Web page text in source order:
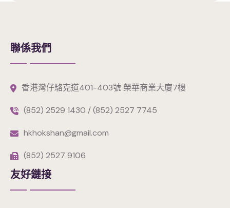
聯係我們
香港灣仔駱克道401-403號 榮華商業大廈7樓
(852) 2529 1430 / (852) 2527 7745
hkhokshan@gmail.com
(852) 2527 9106
友好鏈接